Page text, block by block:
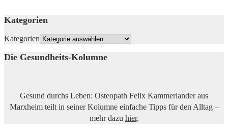
Kategorien
Kategorien
Die Gesundheits-Kolumne
Gesund durchs Leben: Osteopath Felix Kammerlander aus
Marxheim teilt in seiner Kolumne einfache Tipps für den Alltag –
mehr dazu hier.